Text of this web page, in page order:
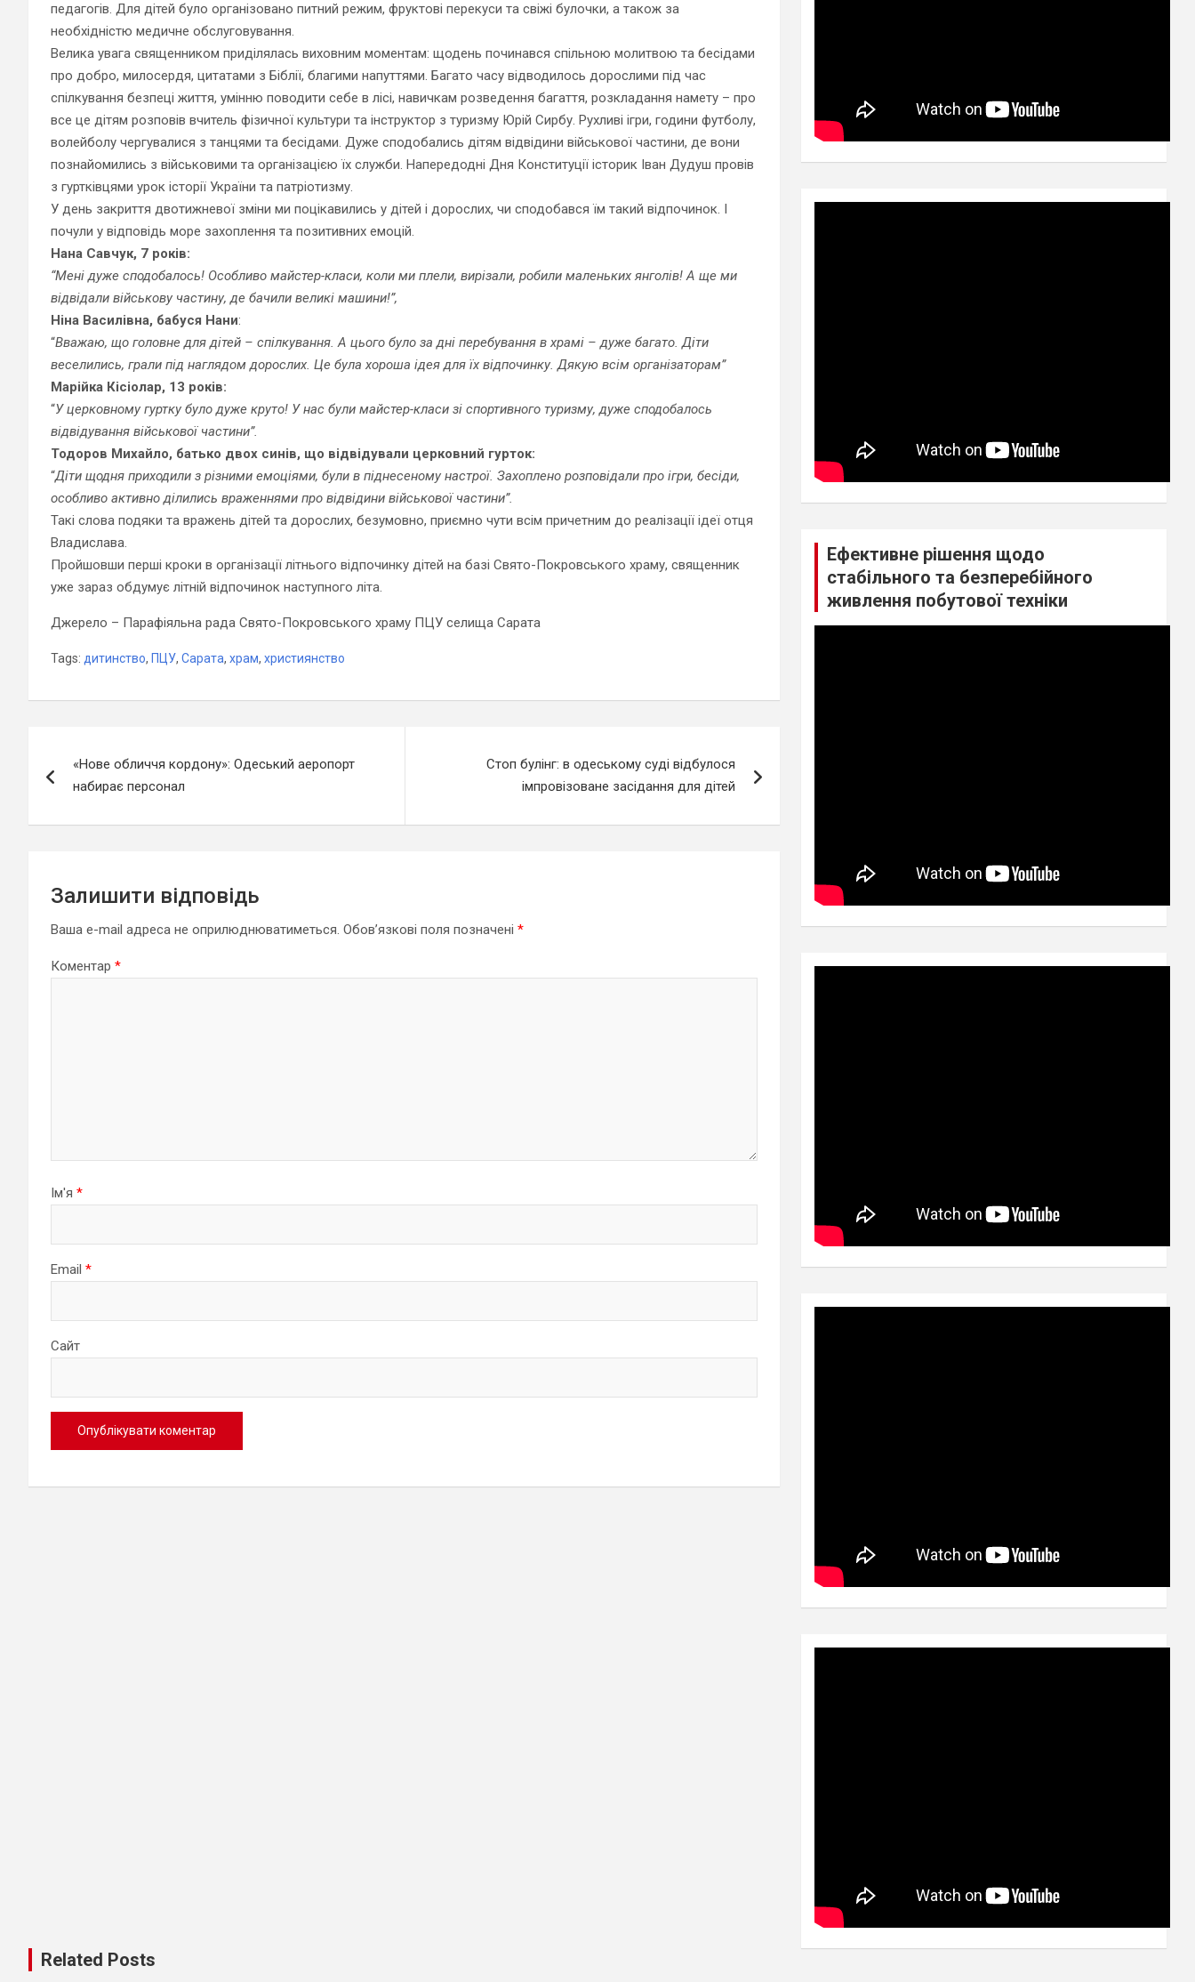
педагогів. Для дітей було організовано питний режим, фруктові перекуси та свіжі булочки, а також за
необхідністю медичне обслуговування.
Велика увага священником приділялась виховним моментам: щодень починався спільною молитвою та бесідами
про добро, милосердя, цитатами з Біблії, благими напуттями. Багато часу відводилось дорослими під час
спілкування безпеці життя, умінню поводити себе в лісі, навичкам розведення багаття, розкладання намету – про
все це дітям розповів вчитель фізичної культури та інструктор з туризму Юрій Сирбу. Рухливі ігри, години футболу,
волейболу чергувалися з танцями та бесідами. Дуже сподобались дітям відвідини військової частини, де вони
познайомились з військовими та організацією їх служби. Напередодні Дня Конституції історик Іван Дудуш провів
з гуртківцями урок історії України та патріотизму.
У день закриття двотижневої зміни ми поцікавились у дітей і дорослих, чи сподобався їм такий відпочинок. І
почули у відповідь море захоплення та позитивних емоцій.
Нана Савчук, 7 років:
“Мені дуже сподобалось! Особливо майстер-класи, коли ми плели, вирізали, робили маленьких янголів! А ще ми
відвідали військову частину, де бачили великі машини!”,
Ніна Василівна, бабуся Нани:
“Вважаю, що головне для дітей – спілкування. А цього було за дні перебування в храмі – дуже багато. Діти
веселились, грали під наглядом дорослих. Це була хороша ідея для їх відпочинку. Дякую всім організаторам”
Марійка Кісіолар, 13 років:
“У церковному гуртку було дуже круто! У нас були майстер-класи зі спортивного туризму, дуже сподобалось
відвідування військової частини”.
Тодоров Михайло, батько двох синів, що відвідували церковний гурток:
“Діти щодня приходили з різними емоціями, були в піднесеному настрої. Захоплено розповідали про ігри, бесіди,
особливо активно ділились враженнями про відвідини військової частини”.
Такі слова подяки та вражень дітей та дорослих, безумовно, приємно чути всім причетним до реалізації ідеї отця
Владислава.
Пройшовши перші кроки в організації літнього відпочинку дітей на базі Свято-Покровського храму, священник
уже зараз обдумує літній відпочинок наступного літа.
Джерело – Парафіяльна рада Свято-Покровського храму ПЦУ селища Сарата
Tags: дитинство, ПЦУ, Сарата, храм, християнство
записів
«Нове обличчя кордону»: Одеський аеропорт
набирає персонал
Стоп булінг: в одеському суді відбулося
імпровізоване засідання для дітей
Залишити відповідь
Ваша e-mail адреса не оприлюднюватиметься. Обов’язкові поля позначені *
Коментар *
Ім'я *
Email *
Сайт
Ефективне рішення щодо
стабільного та безперебійного
живлення побутової техніки
Related Posts